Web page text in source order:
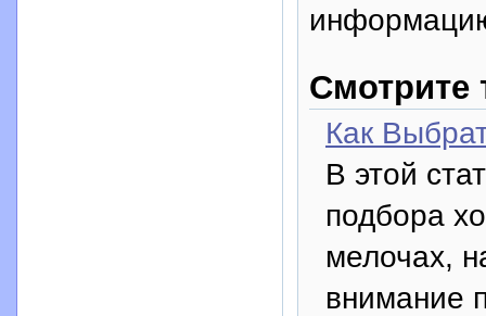
Смотрите
Как
В этой
подбора
мелочах,
внимание